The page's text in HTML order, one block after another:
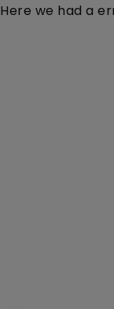
Here we had a